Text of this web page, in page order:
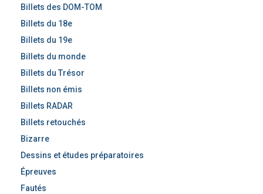
Billets des DOM-TOM
Billets du 18e
Billets du 19e
Billets du monde
Billets du Trésor
Billets non émis
Billets RADAR
Billets retouchés
Bizarre
Dessins et études préparatoires
Épreuves
Fautés